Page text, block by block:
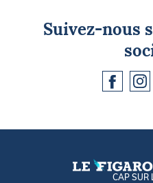
Suivez-nous
CAP SUR